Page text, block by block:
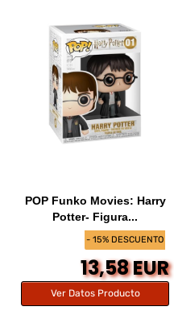
- 15% DESCUENTO
POP Funko Movies: Harry
Potter- Figura...
13,58 EUR
Ver Datos Producto